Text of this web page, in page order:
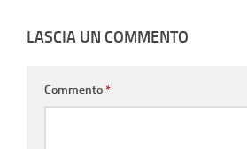
LASCIA UN COMMENTO
Commento*